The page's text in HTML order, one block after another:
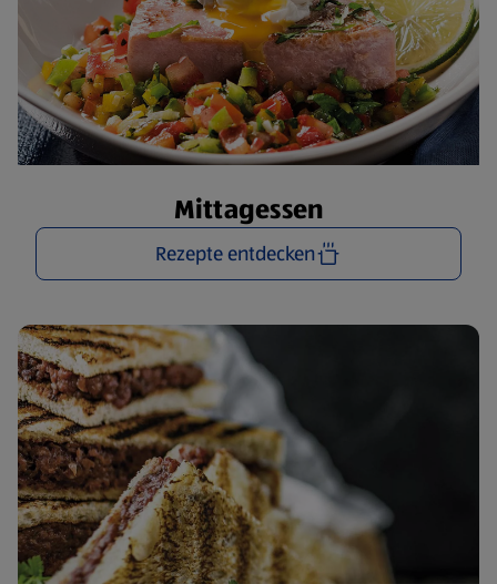
Mittagessen
Rezepte entdecken